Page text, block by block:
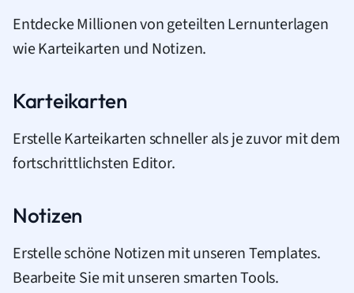
Entdecke Millionen von geteilten Lernunterlagen
wie Karteikarten und Notizen.
Karteikarten
Erstelle Karteikarten schneller als je zuvor mit dem
fortschrittlichsten Editor.
Notizen
Erstelle schöne Notizen mit unseren Templates.
Bearbeite Sie mit unseren smarten Tools.